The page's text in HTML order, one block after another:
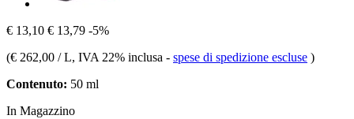
€ 13,10 € 13,79 -5%
(€ 262,00 / L, IVA 22% inclusa - spese di spedizione escluse )
Contenuto: 50 ml
In Magazzino